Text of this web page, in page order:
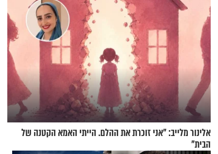
אלינור מלייב: "אני זוכרת את ההלם. הייתי האמא הקטנה של
הבית"